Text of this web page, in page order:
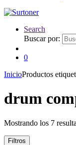
Search
Buscar por:
0
InicioProductos
drum
Mostrando los 7
Filtros